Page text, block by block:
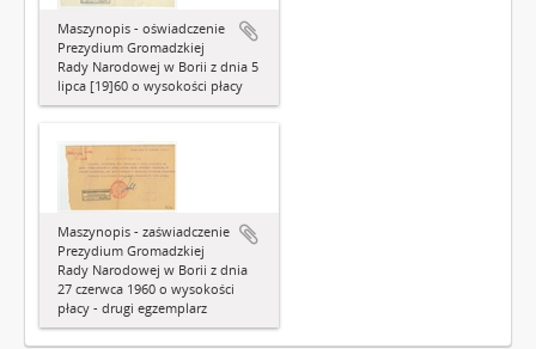
Maszynopis - oświadczenie
Prezydium Gromadzkiej
Rady Narodowej w Borii z dnia 5
lipca [19]60 o wysokości płacy
Maszynopis - zaświadczenie
Prezydium Gromadzkiej
Rady Narodowej w Borii z dnia
27 czerwca 1960 o wysokości
płacy - drugi egzemplarz